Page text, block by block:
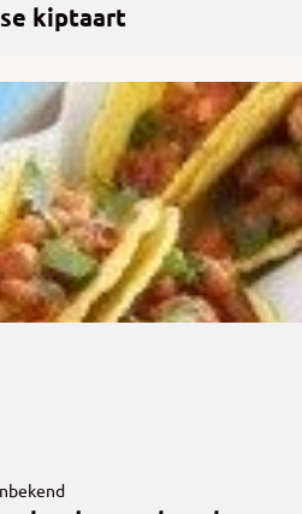
kiptaart